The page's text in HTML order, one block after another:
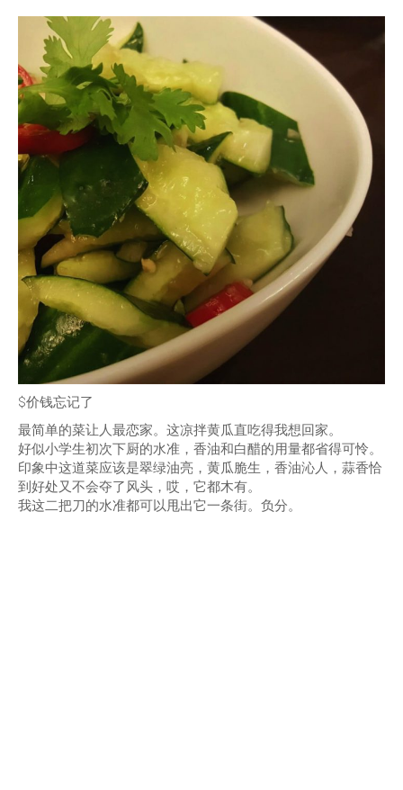
$价钱忘记了
最简单的菜让人最恋家。这凉拌黄瓜直吃得我想回家。
好似小学生初次下厨的水准，香油和白醋的用量都省得可怜。
印象中这道菜应该是翠绿油亮，黄瓜脆生，香油沁人，蒜香恰
到好处又不会夺了风头，哎，它都木有。
我这二把刀的水准都可以甩出它一条街。负分。